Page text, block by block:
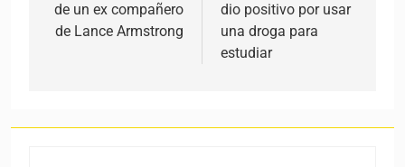
de un ex compañero
de Lance Armstrong
dio positivo por usar
una droga para
estudiar